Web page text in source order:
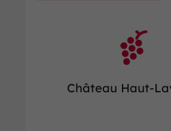
Château Haut-